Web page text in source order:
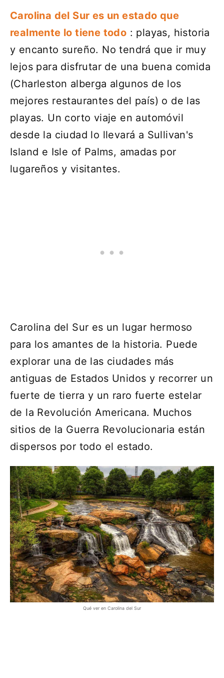
Carolina del Sur es un estado que
realmente lo tiene todo : playas, historia
y encanto sureño. No tendrá que ir muy
lejos para disfrutar de una buena comida
(Charleston alberga algunos de los
mejores restaurantes del país) o de las
playas. Un corto viaje en automóvil
desde la ciudad lo llevará a Sullivan's
Island e Isle of Palms, amadas por
lugareños y visitantes.
Carolina del Sur es un lugar hermoso
para los amantes de la historia. Puede
explorar una de las ciudades más
antiguas de Estados Unidos y recorrer un
fuerte de tierra y un raro fuerte estelar
de la Revolución Americana. Muchos
sitios de la Guerra Revolucionaria están
dispersos por todo el estado.
Qué ver en Carolina del Sur